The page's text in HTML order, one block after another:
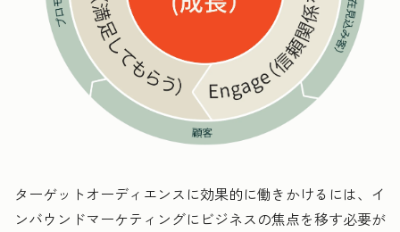
ターゲットオーディエンスに効果的に働きかけるには、イ
ンバウンドマーケティングにビジネスの焦点を移す必要が